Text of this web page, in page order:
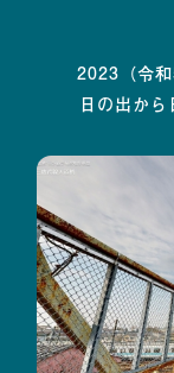
2023（令
日の出から